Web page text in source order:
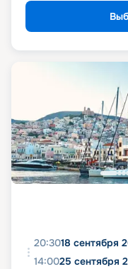
20:3018 сентября
14:0025 сентября